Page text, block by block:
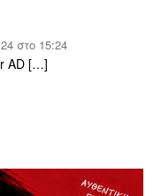
στο 15:24
AD […]